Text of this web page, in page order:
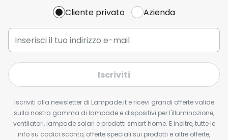
Cliente privato Azienda
Iscriviti
Iscriviti alla newsletter di Lampade.it e ricevi grandi offerte valide
sulla nostra gamma di lampade e dispositivi per l'illuminazione,
ventilatori, lampade solari e prodotti smart home. E inoltre, tutte le
info su codici sconto, offerte speciali sui prodotti e altre offerte,